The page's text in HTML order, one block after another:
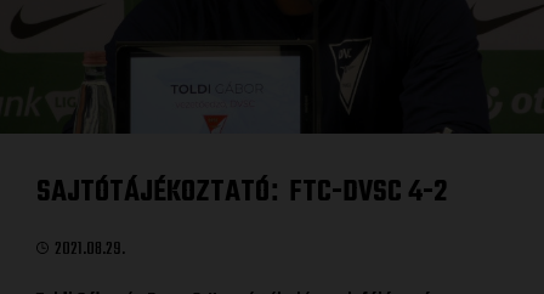
SAJTÓTÁJÉKOZTATÓ: FTC-DVSC 4-2
2021.08.29.